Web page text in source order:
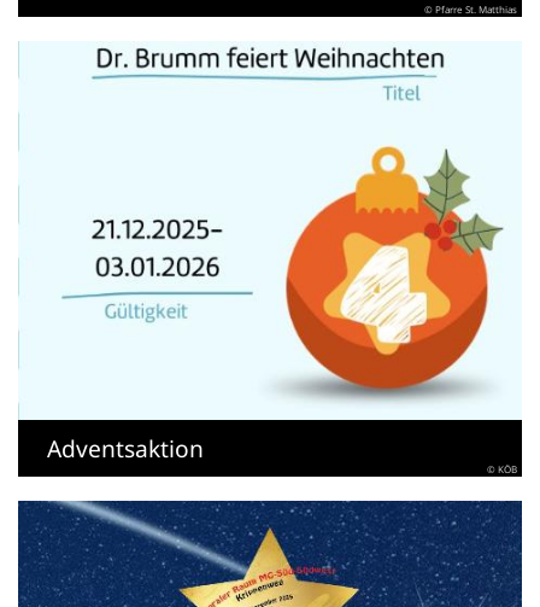
© Pfarre St. Matthias
Adventsaktion
© KÖB